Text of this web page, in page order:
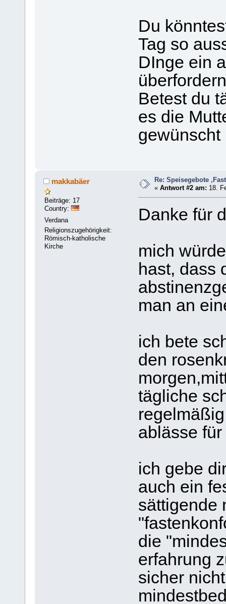
Du
Tag so
DInge ein
Betest du
es die
gewünscht
makkabäer
Beiträge: 17
Country:
Verdana
Religionszugehörigkeit:
Römisch-katholische
Kirche
Re: Speisegebote
«Antwort #2 am: 18.
Danke für
mich
hast, dass
man an
ich bete
den
tägliche
ablässe
ich gebe
auch ein
sättigende
die
erfahrung
sicher